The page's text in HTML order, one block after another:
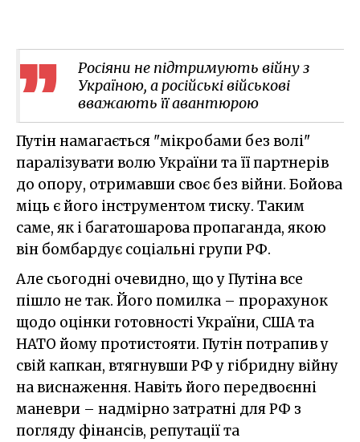
Росіяни не підтримують війну з
Україною, а російські військові
вважають її авантюрою
Путін намагається "мікробами без волі"
паралізувати волю України та її партнерів
до опору, отримавши своє без війни. Бойова
міць є його інструментом тиску. Таким
саме, як і багатошарова пропаганда, якою
він бомбардує соціальні групи РФ.
Але сьогодні очевидно, що у Путіна все
пішло не так. Його помилка – прорахунок
щодо оцінки готовності України, США та
НАТО йому протистояти. Путін потрапив у
свій капкан, втягнувши РФ у гібридну війну
на виснаження. Навіть його передвоєнні
маневри – надмірно затратні для РФ з
погляду фінансів, репутації та